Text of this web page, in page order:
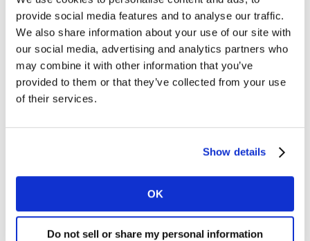
provide social media features and to analyse our traffic.
We also share information about your use of our site with
our social media, advertising and analytics partners who
may combine it with other information that you’ve
provided to them or that they’ve collected from your use
of their services.
Show details
OK
Do not sell or share my personal information
de conveniencia fueron las que más se beneficiaron
durante la pandemia. Además de aumentar su
presencia en los hogares, Dettol, Lifebuoy, Vim y
Palmolive incrementaron sus tasas de penetración. En
cuanto a la categoría de alimentos de conveniencia,
Maggi, Oreo, Heinz, Lay’s y Barilla fueron elegidas por
redujeron el número de visitas a las tiendas, aunque el
gasto promedio por acto aumentó un 11%. Como
resultado, los consumidores ampliaron sus opciones de
compra y casi dos tercios (64%) de las 50 principales
marcas consiguieron captar compradores adicionales